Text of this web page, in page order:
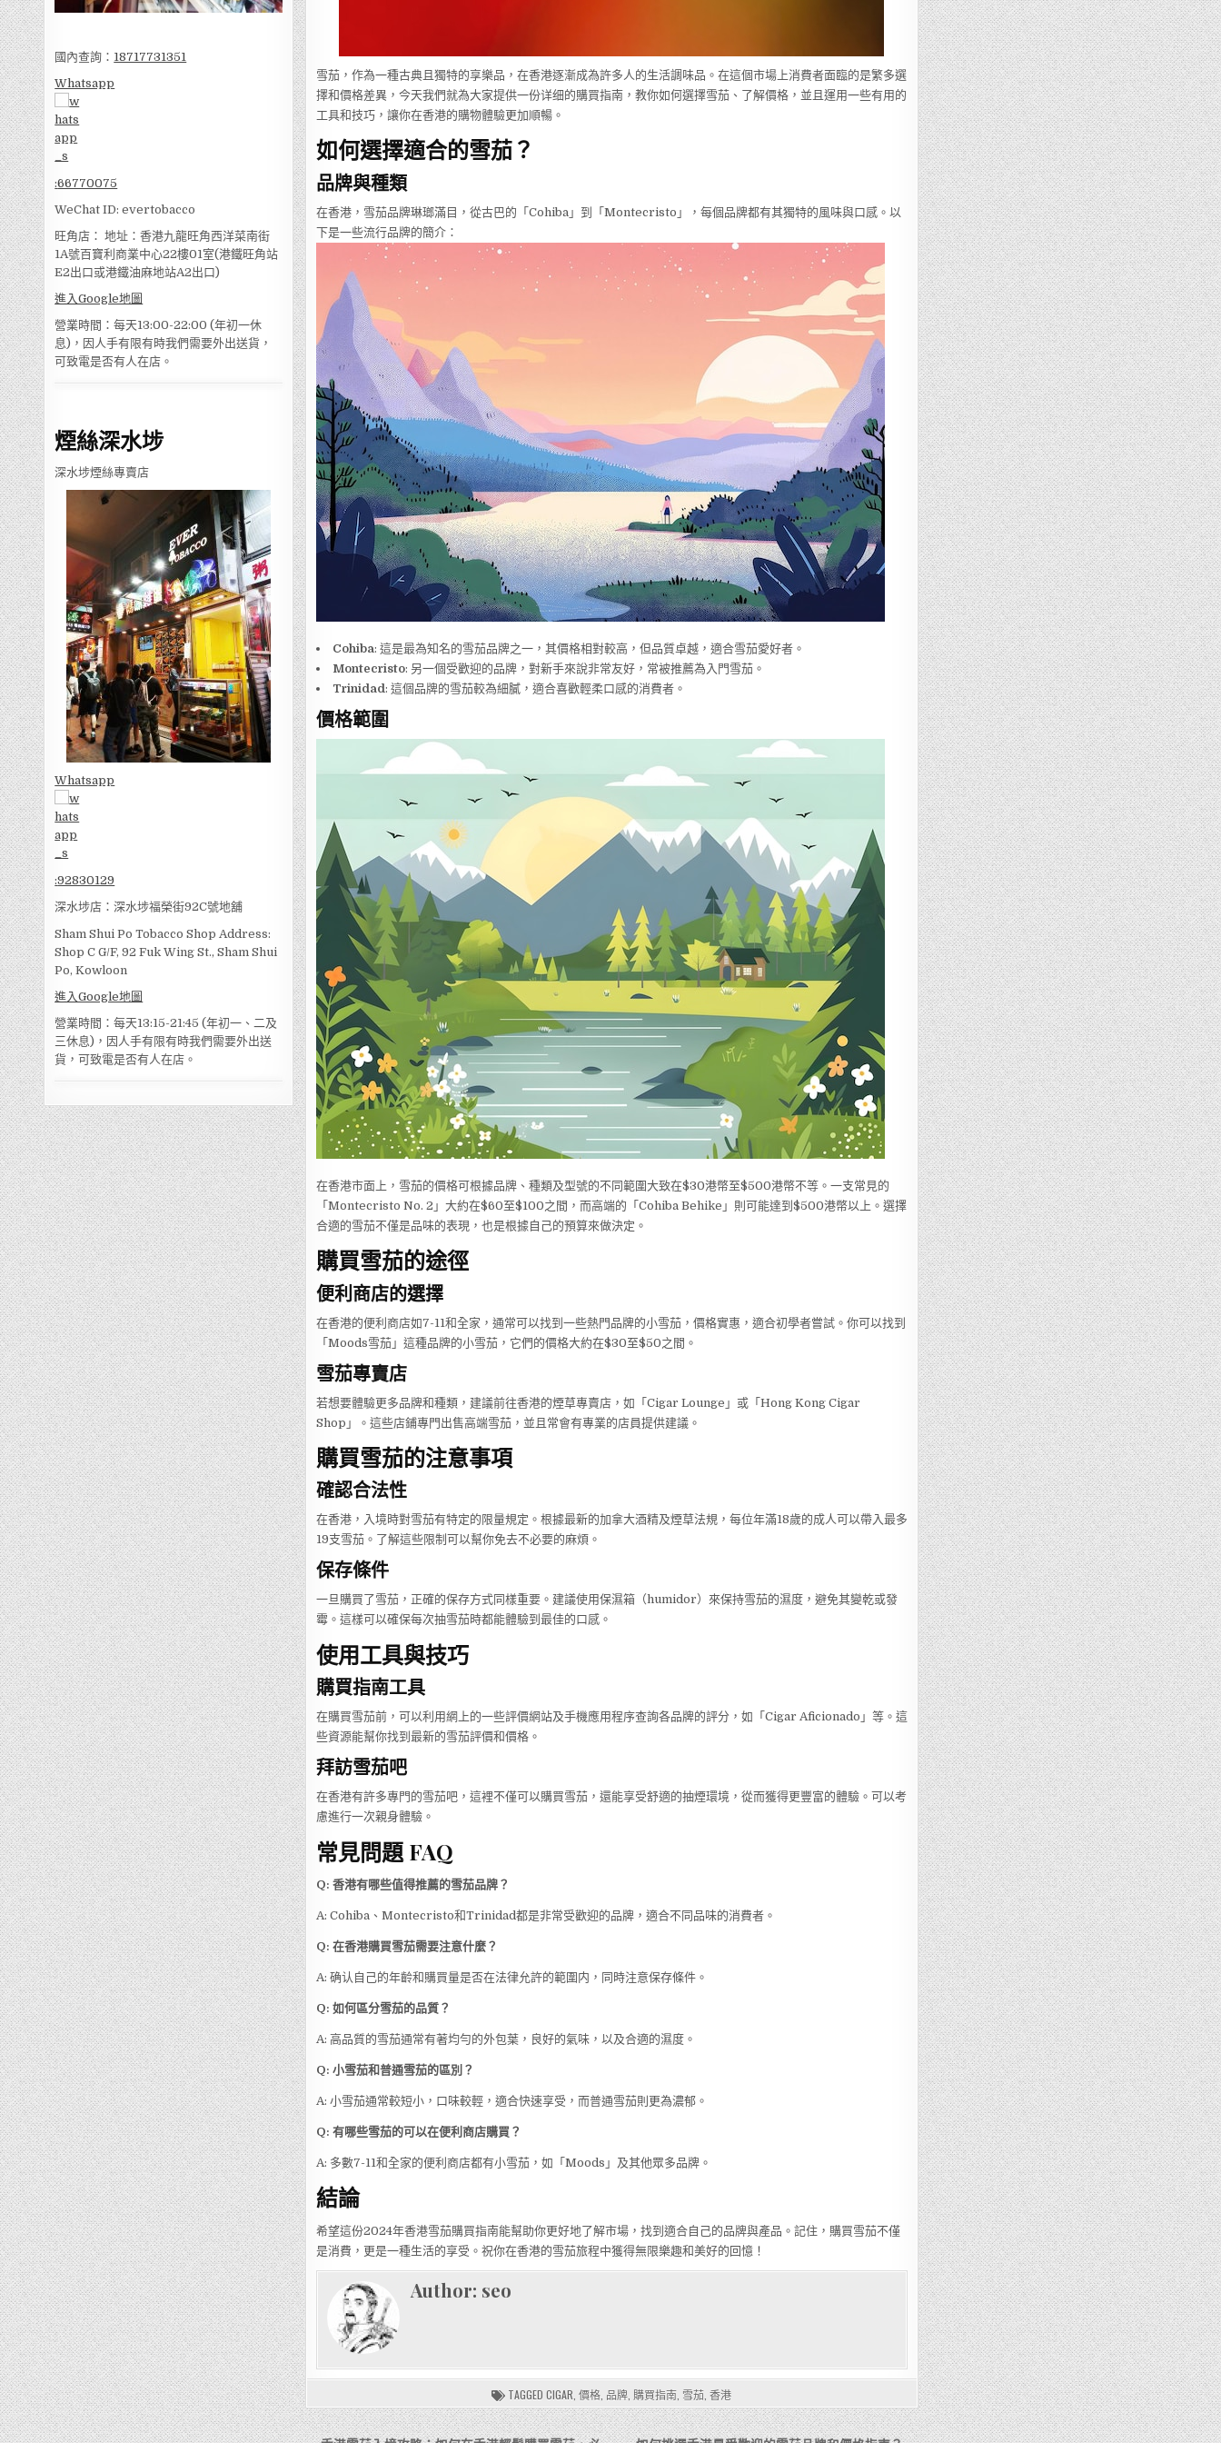
國內查詢： 18717731351
Whatsapp
:66770075
WeChat ID: evertobacco
旺角店： 地址：香港九龍旺角西洋菜南街
1A號百寶利商業中心22樓01室(港鐵旺角站
E2出口或港鐵油麻地站A2出口)
進入Google地圖
營業時間：每天13:00-22:00 (年初一休
息)，因人手有限有時我們需要外出送貨，
可致電是否有人在店。
煙絲深水埗
深水埗煙絲專賣店
Whatsapp
:92830129
深水埗店：深水埗福榮街92C號地舖
Sham Shui Po Tobacco Shop Address:
Shop C G/F, 92 Fuk Wing St., Sham Shui
Po, Kowloon
進入Google地圖
營業時間：每天13:15-21:45 (年初一、二及
三休息)，因人手有限有時我們需要外出送
貨，可致電是否有人在店。
雪茄，作為一種古典且獨特的享樂品，在香港逐漸成為許多人的生活調味品。在這個市場上消費者面臨的是繁多選
擇和價格差異，今天我們就為大家提供一份详细的購買指南，教你如何選擇雪茄、了解價格，並且運用一些有用的
工具和技巧，讓你在香港的購物體驗更加順暢。
如何選擇適合的雪茄？
品牌與種類
在香港，雪茄品牌琳瑯滿目，從古巴的「Cohiba」到「Montecristo」，每個品牌都有其獨特的風味與口感。以
下是一些流行品牌的簡介：
Cohiba: 這是最為知名的雪茄品牌之一，其價格相對較高，但品質卓越，適合雪茄愛好者。
Montecristo: 另一個受歡迎的品牌，對新手來說非常友好，常被推薦為入門雪茄。
Trinidad : 這個品牌的雪茄較為細膩，適合喜歡輕柔口感的消費者。
價格範圍
在香港市面上，雪茄的價格可根據品牌、種類及型號的不同範圍大致在$30港幣至$500港幣不等。一支常見的
「Montecristo No. 2」大約在$60至$100之間，而高端的「Cohiba Behike」則可能達到$500港幣以上。選擇
合適的雪茄不僅是品味的表現，也是根據自己的預算來做決定。
購買雪茄的途徑
便利商店的選擇
在香港的便利商店如7-11和全家，通常可以找到一些熱門品牌的小雪茄，價格實惠，適合初學者嘗試。你可以找到
「Moods雪茄」這種品牌的小雪茄，它們的價格大約在$30至$50之間。
雪茄專賣店
若想要體驗更多品牌和種類，建議前往香港的煙草專賣店，如「Cigar Lounge」或「Hong Kong Cigar
Shop」。這些店鋪專門出售高端雪茄，並且常會有專業的店員提供建議。
購買雪茄的注意事項
確認合法性
在香港，入境時對雪茄有特定的限量規定。根據最新的加拿大酒精及煙草法規，每位年滿18歲的成人可以帶入最多
19支雪茄。了解這些限制可以幫你免去不必要的麻煩。
保存條件
一旦購買了雪茄，正確的保存方式同樣重要。建議使用保濕箱（humidor）來保持雪茄的濕度，避免其變乾或發
霉。這樣可以確保每次抽雪茄時都能體驗到最佳的口感。
使用工具與技巧
購買指南工具
在購買雪茄前，可以利用網上的一些評價網站及手機應用程序查詢各品牌的評分，如「Cigar Aficionado」等。這
些資源能幫你找到最新的雪茄評價和價格。
拜訪雪茄吧
在香港有許多專門的雪茄吧，這裡不僅可以購買雪茄，還能享受舒適的抽煙環境，從而獲得更豐富的體驗。可以考
慮進行一次親身體驗。
常見問題 FAQ
Q: 香港有哪些值得推薦的雪茄品牌？
A: Cohiba、Montecristo和Trinidad都是非常受歡迎的品牌，適合不同品味的消費者。
Q: 在香港購買雪茄需要注意什麼？
A: 确认自己的年齡和購買量是否在法律允許的範圍内，同時注意保存條件。
Q: 如何區分雪茄的品質？
A: 高品質的雪茄通常有著均勻的外包葉，良好的氣味，以及合適的濕度。
Q: 小雪茄和普通雪茄的區別？
A: 小雪茄通常較短小，口味較輕，適合快速享受，而普通雪茄則更為濃郁。
Q: 有哪些雪茄的可以在便利商店購買？
A: 多數7-11和全家的便利商店都有小雪茄，如「Moods」及其他眾多品牌。
結論
希望這份2024年香港雪茄購買指南能幫助你更好地了解市場，找到適合自己的品牌與產品。記住，購買雪茄不僅
是消費，更是一種生活的享受。祝你在香港的雪茄旅程中獲得無限樂趣和美好的回憶！
Author: seo
TAGGEDCIGAR ,價格 品牌 購買指南 雪茄 ,香港